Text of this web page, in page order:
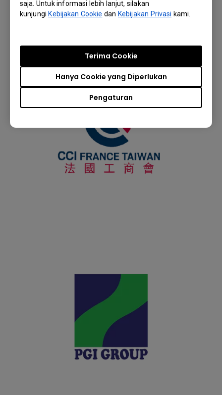
saja. Untuk informasi lebih lanjut, silakan
kunjungi Kebijakan Cookie dan Kebijakan Privasi kami.
Pengaturan
Hanya Cookie yang Diperlukan
Terima Cookie